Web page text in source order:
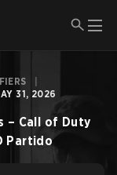
31, 2026
– Call of Duty
Partido